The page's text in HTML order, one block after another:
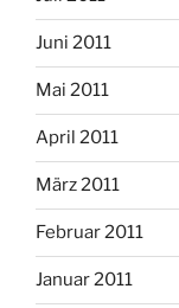
Juni 2011
Mai 2011
April 2011
März 2011
Februar 2011
Januar 2011